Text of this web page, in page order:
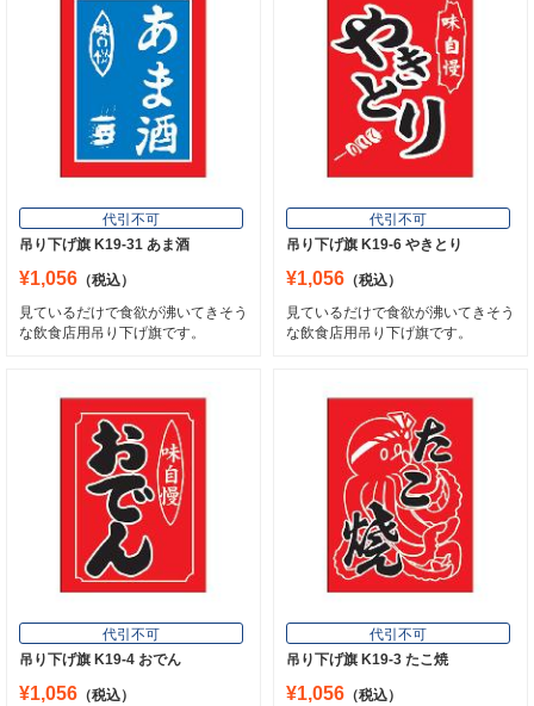
代引不可
吊り下げ旗 K19-31 あま酒
¥1,056 （税込）
見ているだけで食欲が沸いてきそう
な飲食店用吊り下げ旗です。
代引不可
吊り下げ旗 K19-6 やきとり
¥1,056 （税込）
見ているだけで食欲が沸いてきそう
な飲食店用吊り下げ旗です。
代引不可
吊り下げ旗 K19-4 おでん
¥1,056 （税込）
代引不可
吊り下げ旗 K19-3 たこ焼
¥1,056 （税込）